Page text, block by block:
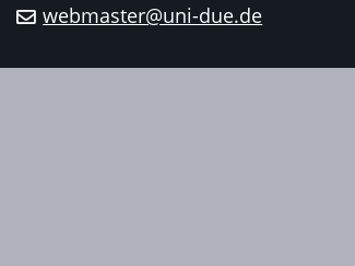
webmaster@uni-due.de